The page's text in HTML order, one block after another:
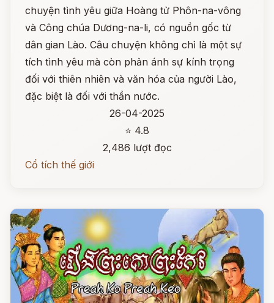
chuyện tình yêu giữa Hoàng tử Phôn-na-vông
và Công chúa Dương-na-li, có nguồn gốc từ
dân gian Lào. Câu chuyện không chỉ là một sự
tích tình yêu mà còn phản ánh sự kính trọng
đối với thiên nhiên và văn hóa của người Lào,
đặc biệt là đối với thần nước.
26-04-2025
⭐ 4.8
2,486 lượt đọc
Cổ tích thế giới